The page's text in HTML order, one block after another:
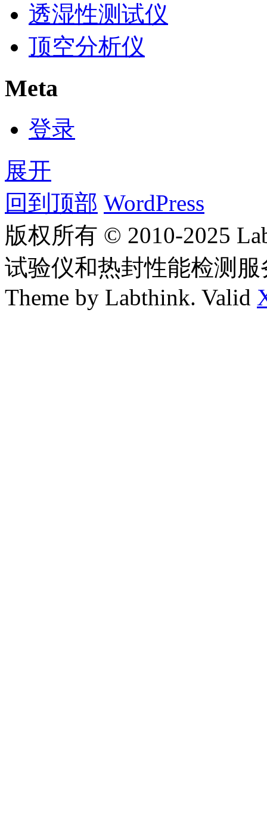
透湿性测试仪
顶空分析仪
Meta
登录
展开
回到顶部 WordPress
版权所有 © 2010-2025
试验仪和热封性能检测
Theme by Labthink. Valid